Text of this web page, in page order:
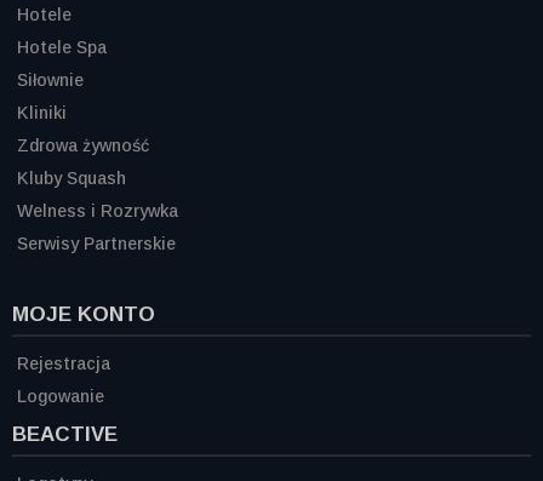
Hotele
Hotele Spa
Siłownie
Kliniki
Zdrowa żywność
Kluby Squash
Welness i Rozrywka
Serwisy Partnerskie
MOJE KONTO
Rejestracja
Logowanie
BEACTIVE